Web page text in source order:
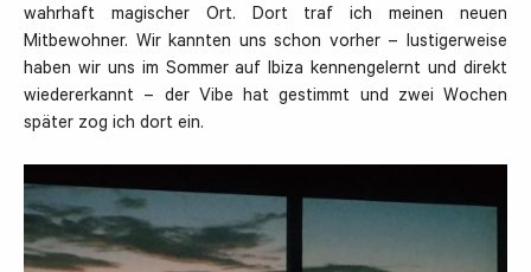
wahrhaft magischer Ort. Dort traf ich meinen neuen
Mitbewohner. Wir kannten uns schon vorher – lustigerweise
haben wir uns im Sommer auf Ibiza kennengelernt und direkt
wiedererkannt – der Vibe hat gestimmt und zwei Wochen
später zog ich dort ein.